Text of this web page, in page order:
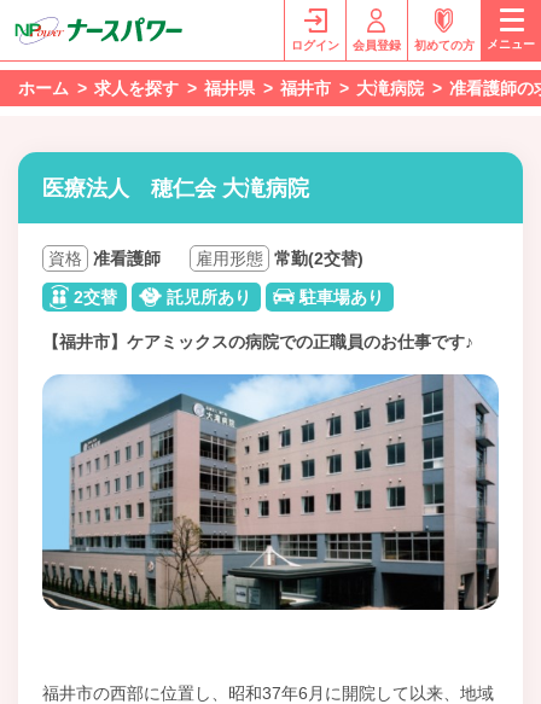
ログイン 会員登録 初めての方 メニュー
ホーム 求人を探す 福井県 福井市 大滝病院 准看護師の
医療法人 穂仁会 大滝病院
資格 准看護師 雇用形態 常勤(2交替)
2交替
託児所あり 駐車場あり
【福井市】ケアミックスの病院での正職員のお仕事です♪
福井市の西部に位置し、昭和37年6月に開院して以来、地域